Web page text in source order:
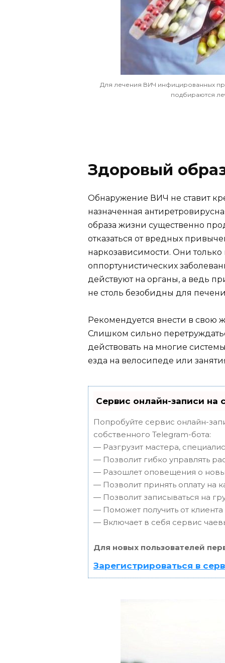
Для лечения ВИЧ инфицированных
подбираются
Здоровый
Обнаружение ВИЧ не ставит
назначенная
образа жизни существенно
отказаться от вредных
наркозависимости. Они
оппортунистических
действуют на органы, а ведь
не столь безобидны для
Рекомендуется внести в свою
Слишком сильно
действовать на многие
езда на велосипеде или
Сервис онлайн-записи на
Попробуйте сервис онлайн-
собственного Telegram-бота:
— Разгрузит мастера,
— Позволит гибко управлять
— Разошлет оповещения о
— Позволит принять оплату на
— Позволит записываться на
— Поможет получить от
— Включает в себя сервис
Для новых пользователей
Зарегистрироваться в